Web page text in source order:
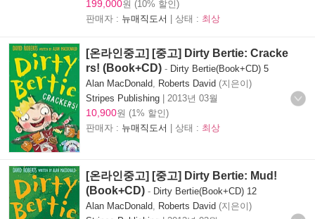
199,000원 (10% 할인)
판매자 : 뉴매직도서 | 상태 : 최상
[온라인중고] [중고] Dirty Bertie: Cracke
rs! (Book+CD) - Dirty Bertie(Book+CD) 5
Alan MacDonald Roberts David (지은이)
Stripes Publishing | 2013년 03월
10,900원 (1% 할인)
판매자 : 뉴매직도서 | 상태 : 최상
[온라인중고] [중고] Dirty Bertie: Mud!
(Book+CD) - Dirty Bertie(Book+CD) 12
Alan MacDonald Roberts David (지은이)